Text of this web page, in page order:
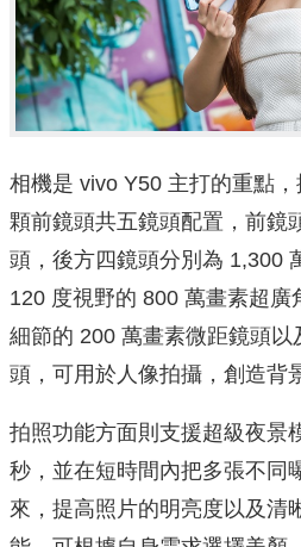
相機是 vivo Y50 主打的重點
顆前鏡頭共五鏡頭配置，前鏡
頭，後方四鏡頭分別為 1,300
120 度視野的 800 萬畫素超廣
細節的 200 萬畫素微距鏡頭
頭，可用於人像拍攝，創造背
拍照功能方面則支援超級夜景
秒，並在短時間內把多張不同
來，提高照片的明亮度以及清